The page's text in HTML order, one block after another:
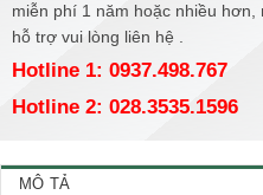
miễn phí 1 năm hoặc nhiều
hỗ trợ vui lòng liên hệ .
Hotline 1: 0937.498.767
Hotline 2: 028.3535.1596
MÔ TẢ